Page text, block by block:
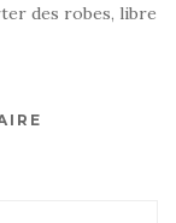
des robes, libre